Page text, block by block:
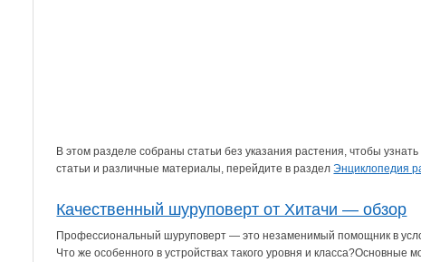
В этом разделе собраны статьи без указания растения, чтобы
статьи и различные материалы, перейдите в разделЭнциклопедия
Качественный шуруповерт от Хитачи — обзор
Профессиональный шуруповерт — это незаменимый помощник в
Что же особенного в устройствах такого уровня и